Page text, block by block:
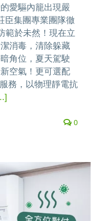
愛驅內籠出現嚴
臣集團專業團隊徹
範於未然！現在立
消毒，清除躲藏
角位，夏天駕駛
空氣！更可選配
務，以物理靜電抗
0